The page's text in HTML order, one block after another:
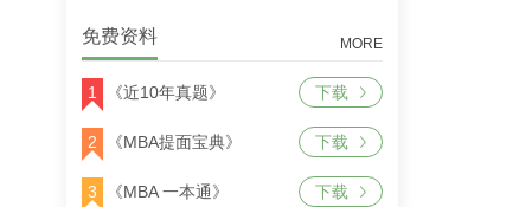
免费资料 MORE
1 《近10年真题》 下载
2 《MBA提面宝典》 下载
3 《MBA 一本通》 下载